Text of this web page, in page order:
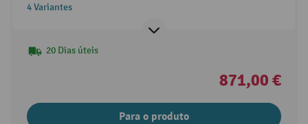
4 Variantes
20 Dias úteis
871,00 €
Para o produto